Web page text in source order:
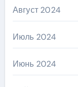
Август 2024
Июль 2024
Июнь 2024